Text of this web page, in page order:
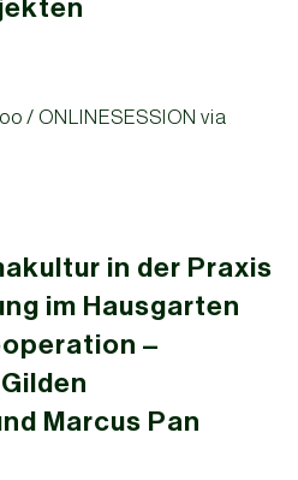
/ ONLINESESSION via
in der Praxis
im Hausgarten
–
Marcus Pan